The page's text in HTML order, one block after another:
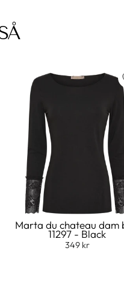
Marta du chateau dam
11297 - Black
349 kr